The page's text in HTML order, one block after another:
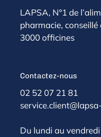
LAPSA, N°1 de
pharmacie,
3000 officines
Contactez-nous
02 52 07 21 81
Du lundi au